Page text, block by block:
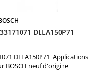
DLLA150P71
DLLA150P71 Applications
BOSCH neuf d'origine